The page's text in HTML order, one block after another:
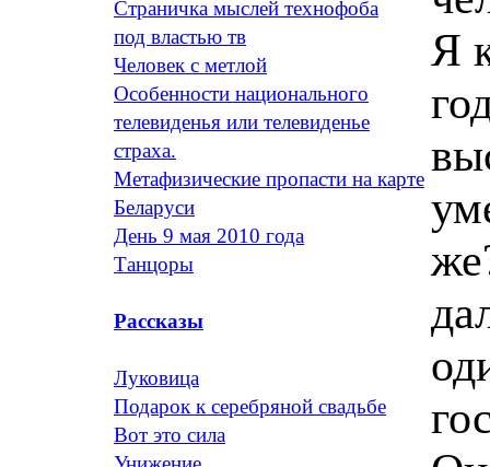
Страничка мыслей технофоба
под властью тв
Человек с метлой
Особенности национального
телевиденья или телевиденье
страха.
Метафизические пропасти на карте
Беларуси
День 9 мая 2010 года
Танцоры
Рассказы
Луковица
Подарок к серебряной свадьбе
Вот это сила
Я